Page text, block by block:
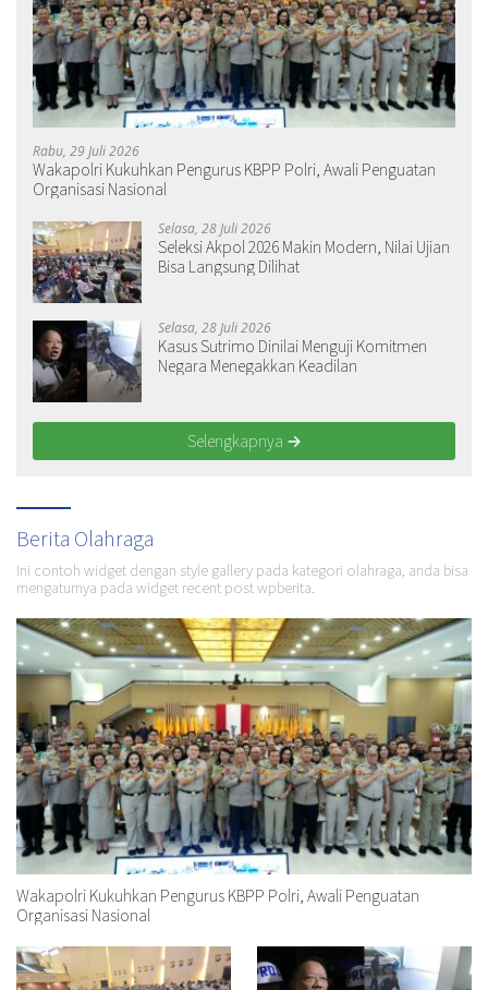
Rabu, 29 Juli 2026
Wakapolri Kukuhkan Pengurus KBPP Polri, Awali Penguatan
Organisasi Nasional
Selasa, 28 Juli 2026
Seleksi Akpol 2026 Makin Modern, Nilai Ujian
Bisa Langsung Dilihat
Selasa, 28 Juli 2026
Kasus Sutrimo Dinilai Menguji Komitmen
Negara Menegakkan Keadilan
Selengkapnya
Berita Olahraga
Ini contoh widget dengan style gallery pada kategori olahraga, anda bisa
mengaturnya pada widget recent post wpberita.
Wakapolri Kukuhkan Pengurus KBPP Polri, Awali Penguatan
Organisasi Nasional